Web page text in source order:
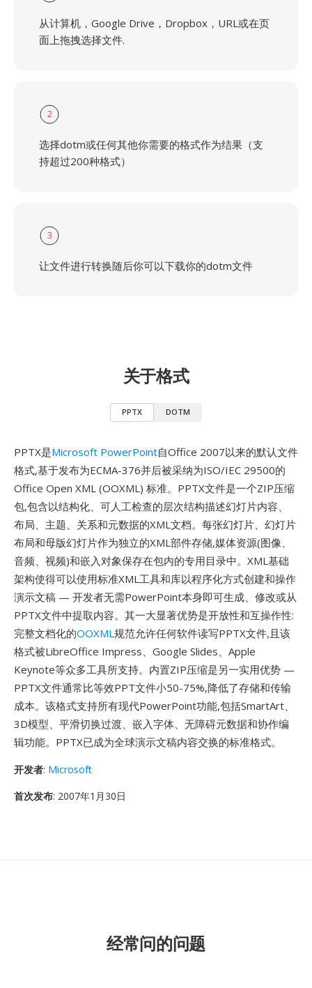
从计算机，Google Drive，Dropbox，URL或在页
面上拖拽选择文件.
2
选择dotm或任何其他你需要的格式作为结果（支
持超过200种格式）
3
让文件进行转换随后你可以下载你的dotm文件
关于格式
PPTX DOTM
PPTX是Microsoft PowerPoint自Office 2007以来的默认文件
格式,基于发布为ECMA-376并后被采纳为ISO/IEC 29500的
Office Open XML (OOXML) 标准。PPTX文件是一个ZIP压缩
包,包含以结构化、可人工检查的层次结构描述幻灯片内容、
布局、主题、关系和元数据的XML文档。每张幻灯片、幻灯片
布局和母版幻灯片作为独立的XML部件存储,媒体资源(图像、
音频、视频)和嵌入对象保存在包内的专用目录中。XML基础
架构使得可以使用标准XML工具和库以程序化方式创建和操作
演示文稿 — 开发者无需PowerPoint本身即可生成、修改或从
PPTX文件中提取内容。其一大显著优势是开放性和互操作性:
完整文档化的OOXML规范允许任何软件读写PPTX文件,且该
格式被LibreOffice Impress、Google Slides、Apple
Keynote等众多工具所支持。内置ZIP压缩是另一实用优势 —
PPTX文件通常比等效PPT文件小50-75%,降低了存储和传输
成本。该格式支持所有现代PowerPoint功能,包括SmartArt、
3D模型、平滑切换过渡、嵌入字体、无障碍元数据和协作编
辑功能。PPTX已成为全球演示文稿内容交换的标准格式。
开发者: Microsoft
首次发布: 2007年1月30日
经常问的问题